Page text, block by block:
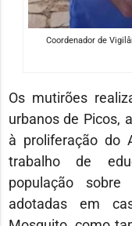
Coordenador de
Os mutirões
urbanos de Picos,
à proliferação do
trabalho de
população
adotadas em